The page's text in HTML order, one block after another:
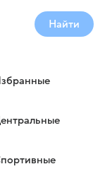
Найти